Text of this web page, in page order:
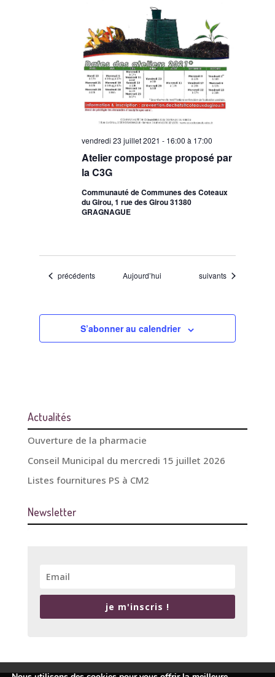
Atelier compostage proposé par
la C3G
vendredi 23 juillet 2021 - 16:00 à 17:00
Communauté de Communes des Coteaux
du Girou, 1 rue des Girou 31380
GRAGNAGUE
Évènements
précédents Aujourd’hui Évènements
suivants
S’abonner au calendrier
Actualités
Ouverture de la pharmacie
Conseil Municipal du mercredi 15 juillet 2026
Listes fournitures PS à CM2
Newsletter
je m'inscris !